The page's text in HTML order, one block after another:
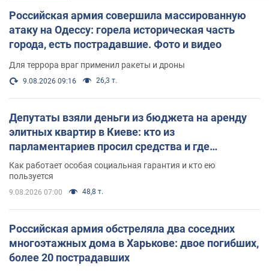
Российская армия совершила массированную
атаку на Одессу: горела историческая часть
города, есть пострадавшие. Фото и видео
Для террора враг применил ракеты и дроны
9.08.2026 09:16 26,3 т.
Депутаты взяли деньги из бюджета на аренду
элитных квартир в Киеве: кто из
парламентариев просил средства и где
поселился
Как работает особая социальная гарантия и кто ею
пользуется
9.08.2026 07:00 48,8 т.
Российская армия обстреляла два соседних
многоэтажных дома в Харькове: двое погибших,
более 20 пострадавших